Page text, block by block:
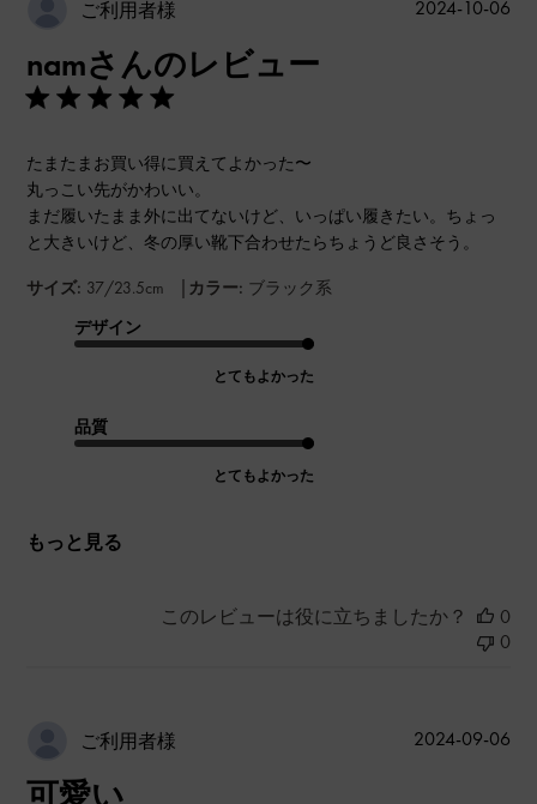
ご利用者様
namさんのレビュー
たまたまお買い得に買えてよかった〜
丸っこい先がかわいい。
まだ履いたまま外に出てないけど、いっぱい履きたい。ちょっ
と大きいけど、冬の厚い靴下合わせたらちょうど良さそう。
サイズ: 37/23.5cm | カラー: ブラック系
デザイン
とてもよかった
品質
とてもよかった
もっと見る
公
2024-10-06
このレビューは役に立ちましたか？
0
0
ご利用者様
可愛い
公
2024-09-06